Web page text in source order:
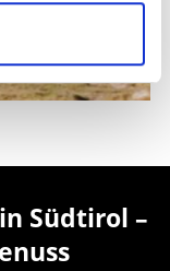
Südtirol –